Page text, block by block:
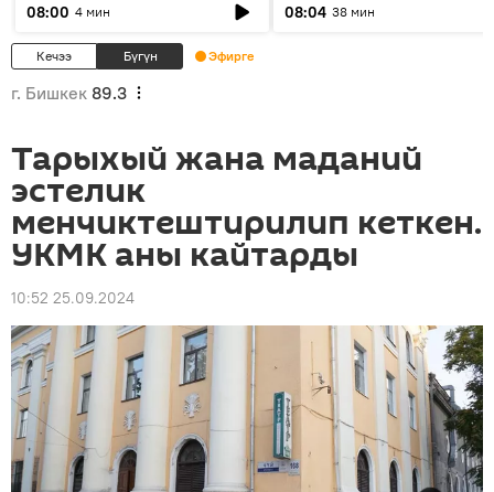
08:00 4 мин
08:04 38 мин
Кечээ Бүгүн Эфирге
г. Бишкек 89.3
Тарыхый жана маданий
эстелик
менчиктештирилип кеткен.
УКМК аны кайтарды
10:52 25.09.2024